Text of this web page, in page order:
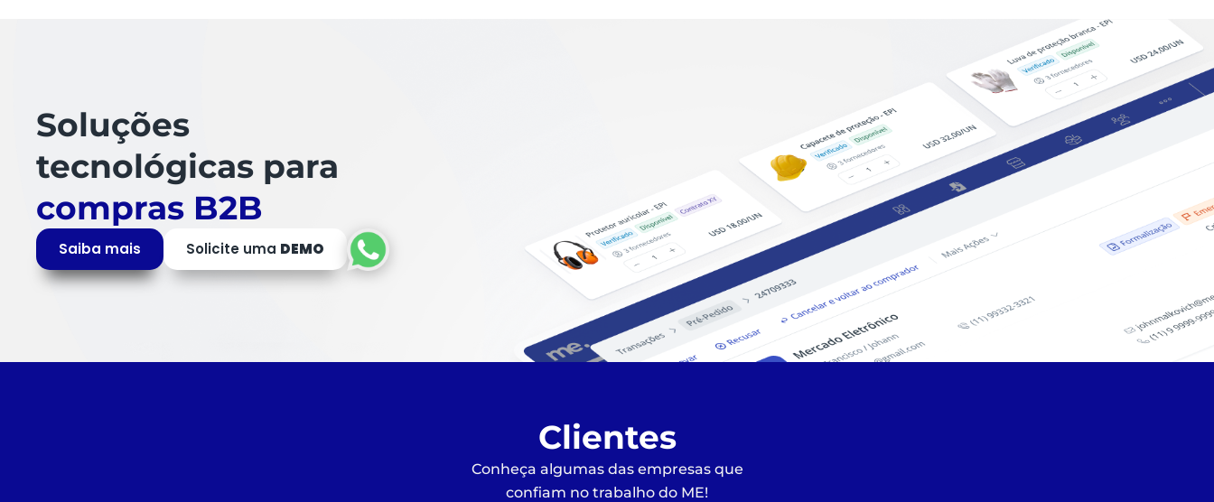
Soluções
tecnológicas para
compras B2B
Saiba mais Solicite uma DEMO
Clientes
Conheça algumas das empresas que
confiam no trabalho do ME!